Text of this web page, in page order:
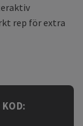
rep för extra